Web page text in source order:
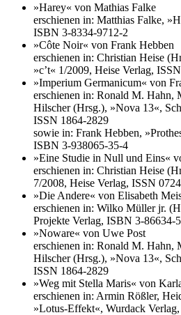
»Harey« von Mathias Falke
erschienen in: Matthias Falke,
ISBN 3-8334-9712-2
»Côte Noir« von Frank Hebben
erschienen in: Christian Heise
»c’t« 1/2009, Heise Verlag,
»Imperium Germanicum« von
erschienen in: Ronald M.
Hilscher (Hrsg.), »Nova 13«,
ISSN 1864-2829
sowie in: Frank Hebben,
ISBN 3-938065-35-4
»Eine Studie in Null und Eins«
erschienen in: Christian Heise
7/2008, Heise Verlag, ISSN
»Die Andere« von Elisabeth
erschienen in: Wilko Müller jr.
Projekte Verlag, ISBN 3-86634-
»Noware« von Uwe Post
erschienen in: Ronald M.
Hilscher (Hrsg.), »Nova 13«,
ISSN 1864-2829
»Weg mit Stella Maris« von
erschienen in: Armin Rößler,
»Lotus-Effekt«, Wurdack